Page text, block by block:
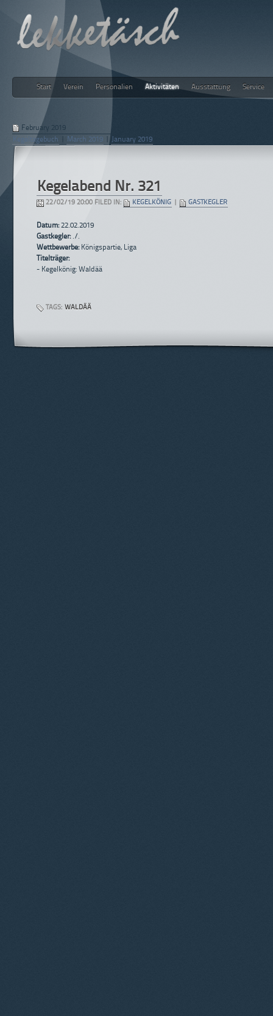
lekketäsch
Start Verein Personalien Aktivitäten Ausstattung Service
February 2019
Kegeltagebuch
March 2019 | January 2019
Kegelabend Nr. 321
22/02/19 20:00 FILED IN: KEGELKÖNIG GASTKEGLER
Datum:22.02.2019
Gastkegler:./.
Wettbewerbe: Königspartie, Liga
Titelträger:
- Kegelkönig: Waldää
TAGS: WALDÄÄ